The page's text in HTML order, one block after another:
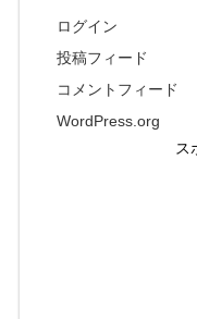
ログイン
投稿フィード
コメントフィード
WordPress.org
ス